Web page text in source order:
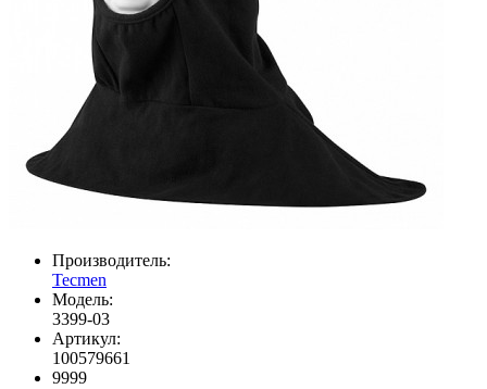
Производитель:
Tecmen
Модель:
3399-03
Артикул:
100579661
9999